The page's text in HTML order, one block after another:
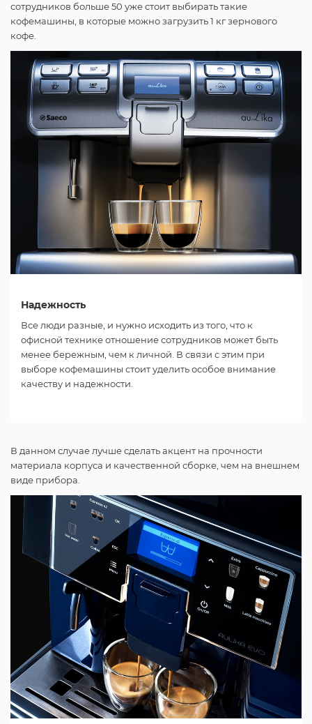
сотрудников больше 50 уже стоит выбирать такие
кофемашины, в которые можно загрузить 1 кг зернового
кофе.
Надежность
Все люди разные, и нужно исходить из того, что к
офисной технике отношение сотрудников может быть
менее бережным, чем к личной. В связи с этим при
выборе кофемашины стоит уделить особое внимание
качеству и надежности.
В данном случае лучше сделать акцент на прочности
материала корпуса и качественной сборке, чем на внешнем
виде прибора.